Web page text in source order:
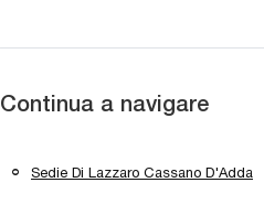
Continua a navigare
Sedie Di Lazzaro Cassano D'Adda